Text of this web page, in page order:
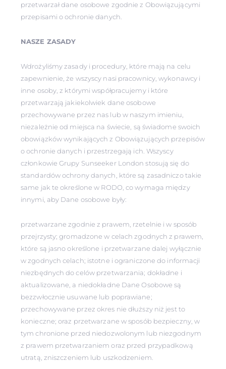
przetwarzał dane osobowe zgodnie z Obowiązującymi
przepisami o ochronie danych.
NASZE ZASADY
Wdrożyliśmy zasady i procedury, które mają na celu
zapewnienie, że wszyscy nasi pracownicy, wykonawcy i
inne osoby, z którymi współpracujemy i które
przetwarzają jakiekolwiek dane osobowe
przechowywane przez nas lub w naszym imieniu,
niezależnie od miejsca na świecie, są świadome swoich
obowiązków wynikających z Obowiązujących przepisów
o ochronie danych i przestrzegają ich. Wszyscy
członkowie Grupy Sunseeker London stosują się do
standardów ochrony danych, które są zasadniczo takie
same jak te określone w RODO, co wymaga między
innymi, aby Dane osobowe były:
przetwarzane zgodnie z prawem, rzetelnie i w sposób
przejrzysty; gromadzone w celach zgodnych z prawem,
które są jasno określone i przetwarzane dalej wyłącznie
w zgodnych celach; istotne i ograniczone do informacji
niezbędnych do celów przetwarzania; dokładne i
aktualizowane, a niedokładne Dane Osobowe są
bezzwłocznie usuwane lub poprawiane;
przechowywane przez okres nie dłuższy niż jest to
konieczne; oraz przetwarzane w sposób bezpieczny, w
tym chronione przed niedozwolonym lub niezgodnym
z prawem przetwarzaniem oraz przed przypadkową
utratą, zniszczeniem lub uszkodzeniem.